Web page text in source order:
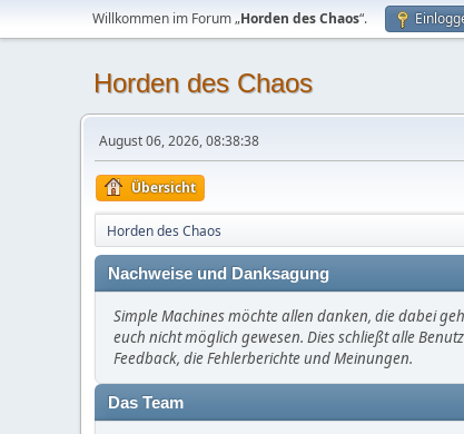
Willkommen im Forum „Horden des Chaos“.
Horden des Chaos
August 06, 2026, 08:38:38
Übersicht
Horden des Chaos
Nachweise und Danksagung
Simple Machines möchte allen danken, die dabei
euch nicht möglich gewesen. Dies schließt alle
Feedback, die Fehlerberichte und Meinungen.
Das Team